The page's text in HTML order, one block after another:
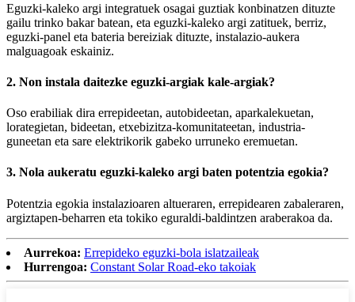
Eguzki-kaleko argi integratuek osagai guztiak konbinatzen dituzte
gailu trinko bakar batean, eta eguzki-kaleko argi zatituek, berriz,
eguzki-panel eta bateria bereiziak dituzte, instalazio-aukera
malguagoak eskainiz.
2. Non instala daitezke eguzki-argiak kale-argiak?
Oso erabiliak dira errepideetan, autobideetan, aparkalekuetan,
lorategietan, bideetan, etxebizitza-komunitateetan, industria-
guneetan eta sare elektrikorik gabeko urruneko eremuetan.
3. Nola aukeratu eguzki-kaleko argi baten potentzia egokia?
Potentzia egokia instalazioaren altueraren, errepidearen zabaleraren,
argiztapen-beharren eta tokiko eguraldi-baldintzen araberakoa da.
Aurrekoa: Errepideko eguzki-bola islatzaileak
Hurrengoa: Constant Solar Road-eko takoiak